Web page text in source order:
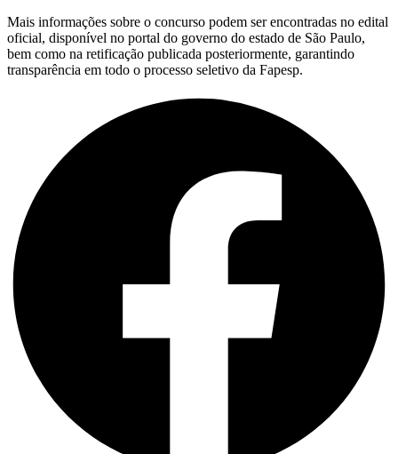
Mais informações sobre o concurso podem ser encontradas no edital
oficial, disponível no portal do governo do estado de São Paulo,
bem como na retificação publicada posteriormente, garantindo
transparência em todo o processo seletivo da Fapesp.